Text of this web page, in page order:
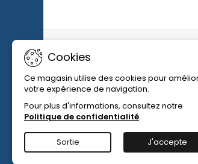
Cookies
Ce magasin utilise des cookies pour
votre expérience de navigation.
Pour plus d'informations, consultez notre
Politique de confidentialité.
Sortie J'accepte
LETTRE D'INFORMATIONS